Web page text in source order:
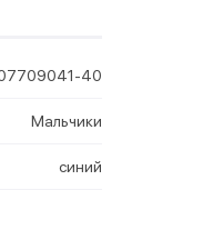
40
Мальчики
синий